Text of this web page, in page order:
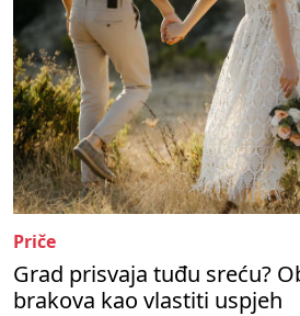
Priče
Grad prisvaja tuđu sreću?
brakova kao vlastiti uspjeh